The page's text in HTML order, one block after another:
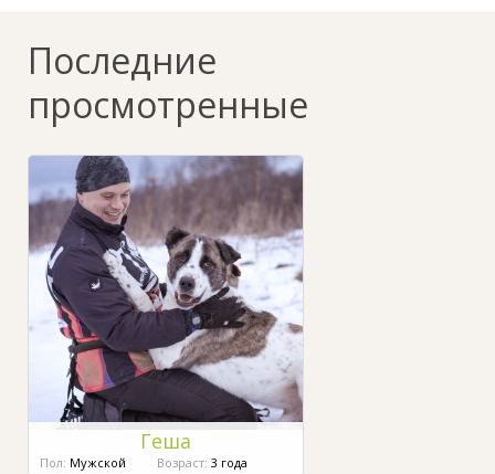
Последние
просмотренные
Геша
Пол: Мужской Возраст: 3 года